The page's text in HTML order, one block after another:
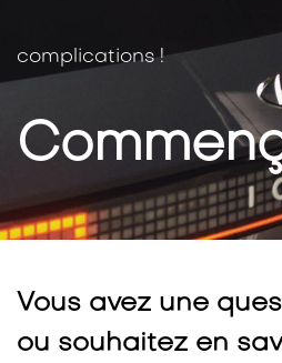
complications !
​Vous avez une
ou souhaitez en